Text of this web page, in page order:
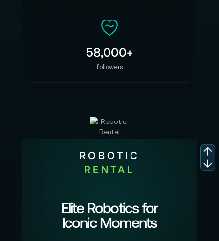
58,000+
followers
ROBOTIC
RENTAL
Elite Robotics for
Iconic Moments